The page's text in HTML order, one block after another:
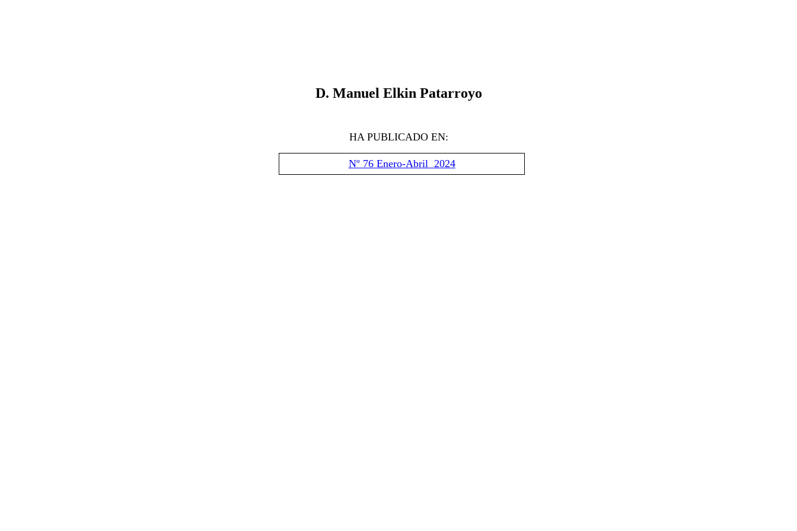
D. Manuel Elkin Patarroyo
HA PUBLICADO EN:
Nº 76 Enero-Abril 2024